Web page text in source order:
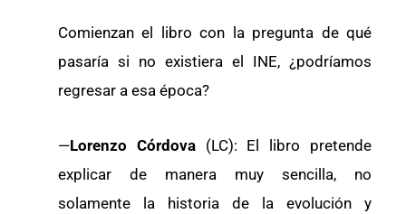
Comienzan el libro con la pregunta de qué
pasaría si no existiera el INE, ¿podríamos
regresar a esa época?
—Lorenzo Córdova (LC): El libro pretende
explicar de manera muy sencilla, no
solamente la historia de la evolución y